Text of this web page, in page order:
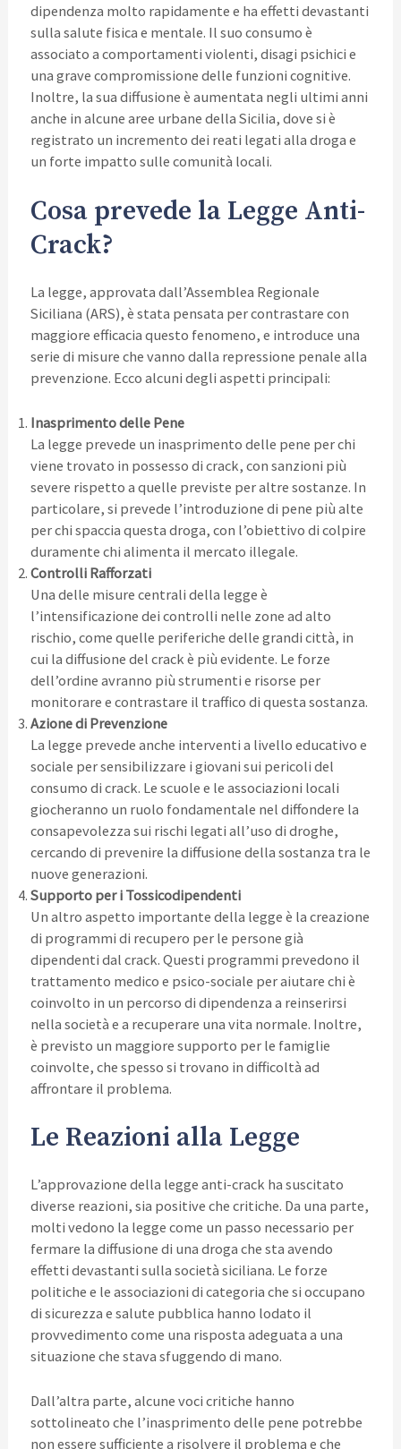
dipendenza molto rapidamente e ha effetti devastanti
sulla salute fisica e mentale. Il suo consumo è
associato a comportamenti violenti, disagi psichici e
una grave compromissione delle funzioni cognitive.
Inoltre, la sua diffusione è aumentata negli ultimi anni
anche in alcune aree urbane della Sicilia, dove si è
registrato un incremento dei reati legati alla droga e
un forte impatto sulle comunità locali.
Cosa prevede la Legge Anti-
Crack?
La legge, approvata dall’Assemblea Regionale
Siciliana (ARS), è stata pensata per contrastare con
maggiore efficacia questo fenomeno, e introduce una
serie di misure che vanno dalla repressione penale alla
prevenzione. Ecco alcuni degli aspetti principali:
Inasprimento delle Pene
La legge prevede un inasprimento delle pene per chi
viene trovato in possesso di crack, con sanzioni più
severe rispetto a quelle previste per altre sostanze. In
particolare, si prevede l’introduzione di pene più alte
per chi spaccia questa droga, con l’obiettivo di colpire
duramente chi alimenta il mercato illegale.
Controlli Rafforzati
Una delle misure centrali della legge è
l’intensificazione dei controlli nelle zone ad alto
rischio, come quelle periferiche delle grandi città, in
cui la diffusione del crack è più evidente. Le forze
dell’ordine avranno più strumenti e risorse per
monitorare e contrastare il traffico di questa sostanza.
Azione di Prevenzione
La legge prevede anche interventi a livello educativo e
sociale per sensibilizzare i giovani sui pericoli del
consumo di crack. Le scuole e le associazioni locali
giocheranno un ruolo fondamentale nel diffondere la
consapevolezza sui rischi legati all’uso di droghe,
cercando di prevenire la diffusione della sostanza tra le
nuove generazioni.
Supporto per i Tossicodipendenti
Un altro aspetto importante della legge è la creazione
di programmi di recupero per le persone già
dipendenti dal crack. Questi programmi prevedono il
trattamento medico e psico-sociale per aiutare chi è
coinvolto in un percorso di dipendenza a reinserirsi
nella società e a recuperare una vita normale. Inoltre,
è previsto un maggiore supporto per le famiglie
coinvolte, che spesso si trovano in difficoltà ad
affrontare il problema.
Le Reazioni alla Legge
L’approvazione della legge anti-crack ha suscitato
diverse reazioni, sia positive che critiche. Da una parte,
molti vedono la legge come un passo necessario per
fermare la diffusione di una droga che sta avendo
effetti devastanti sulla società siciliana. Le forze
politiche e le associazioni di categoria che si occupano
di sicurezza e salute pubblica hanno lodato il
provvedimento come una risposta adeguata a una
situazione che stava sfuggendo di mano.
Dall’altra parte, alcune voci critiche hanno
sottolineato che l’inasprimento delle pene potrebbe
non essere sufficiente a risolvere il problema e che